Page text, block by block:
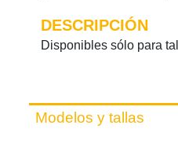
DESCRIPCIÓN
Disponibles sólo para
Modelos y tallas